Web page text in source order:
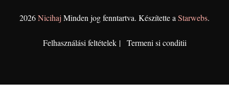
2026Nicihaj Minden jog fenntartva. Készítette aStarwebs.
Felhasználási feltételek Termeni si conditii